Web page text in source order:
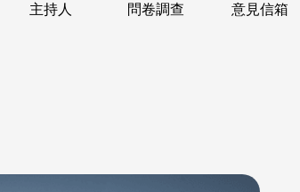
主持人 問卷調查 意見信箱